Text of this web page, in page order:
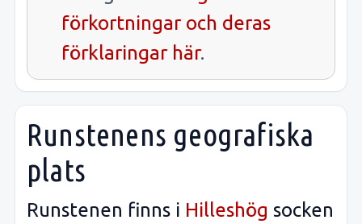
förkortningar och deras
förklaringar här.
Runstenens geografiska
plats
Runstenen finns i Hilleshög socken